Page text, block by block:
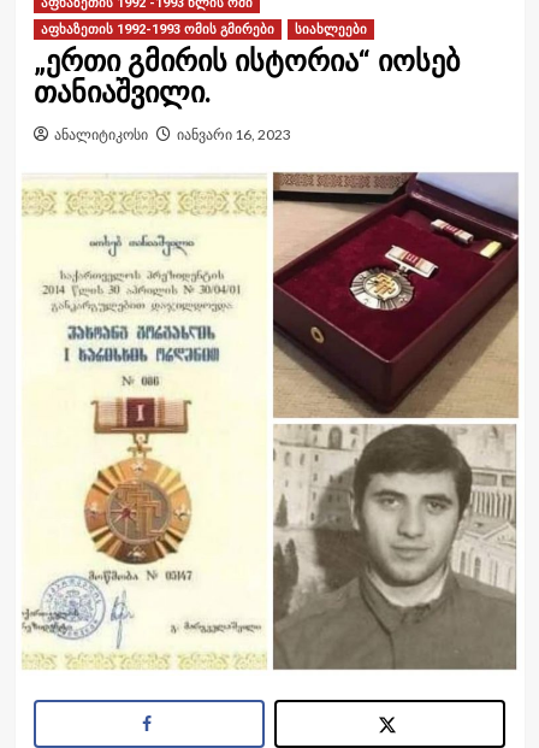
აფხაზეთის 1992-1993 ომის გმირები
სიახლეები
„ერთი გმირის ისტორია“ იოსებ
თანიაშვილი.
ანალიტიკოსი იანვარი 16, 2023